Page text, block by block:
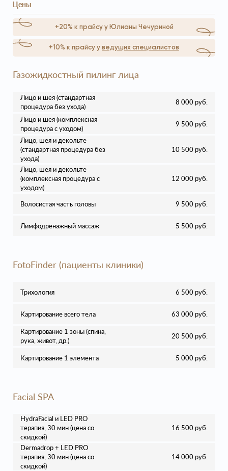
Цены
+20% к прайсу у Юлианы Чечуриной
+10% к прайсу у ведущих специалистов
Газожидкостный пилинг лица
Лицо и шея (стандартная
процедура без ухода)
8 000 руб.
Лицо и шея (комплексная
процедура с уходом)
9 500 руб.
Лицо, шея и декольте
(стандартная процедура без
ухода)
10 500 руб.
Лицо, шея и декольте
(комплексная процедура с
уходом)
12 000 руб.
Волосистая часть головы 9 500 руб.
Лимфодренажный массаж 5 500 руб.
FotoFinder (пациенты клиники)
Трихология 6 500 руб.
Картирование всего тела 63 000 руб.
Картирование 1 зоны (спина,
рука, живот, др.)
20 500 руб.
Картирование 1 элемента 5 000 руб.
Facial SPA
HydraFacial и LED PRO
терапия, 30 мин (цена со
скидкой)
16 500 руб.
Dermadrop + LED PRO
терапия, 30 мин (цена со
скидкой)
14 000 руб.